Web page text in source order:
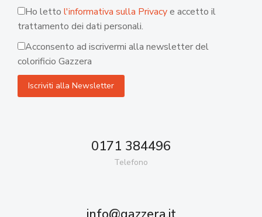
Ho letto l'informativa sulla Privacye accetto il
trattamento dei dati personali.
Acconsento ad iscrivermi alla newsletter del
colorificio Gazzera
0171 384496
Telefono